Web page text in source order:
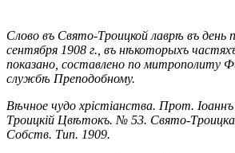
Слово въ Свято-Троицкой лаврѣ въ день
сентября 1908 г., въ нѣкоторыхъ
показано, составлено по митрополиту
службѣ Преподобному.
Вѣчное чудо хрістіанства. Прот.
Троицкій Цвѣтокъ. № 53. Свято-
Собств. Тип. 1909.